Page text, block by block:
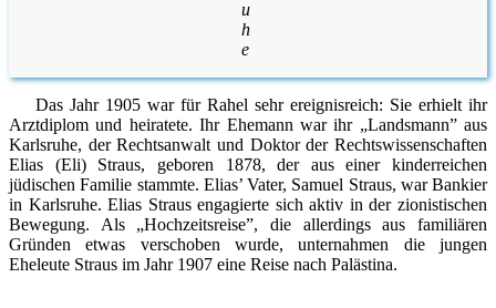
u
h
e
Das Jahr 1905 war für Rahel sehr ereignisreich: Sie erhielt ihr
Arztdiplom und heiratete. Ihr Ehemann war ihr „Landsmann” aus
Karlsruhe, der Rechtsanwalt und Doktor der Rechtswissenschaften
Elias (Eli) Straus, geboren 1878, der aus einer kinderreichen
jüdischen Familie stammte. Elias’ Vater, Samuel Straus, war Bankier
in Karlsruhe. Elias Straus engagierte sich aktiv in der zionistischen
Bewegung. Als „Hochzeitsreise”, die allerdings aus familiären
Gründen etwas verschoben wurde, unternahmen die jungen
Eheleute Straus im Jahr 1907 eine Reise nach Palästina.